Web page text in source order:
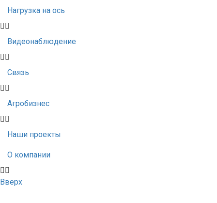
Нагрузка на ось
Видеонаблюдение
Связь
Агробизнес
Наши проекты
О компании
Вверх